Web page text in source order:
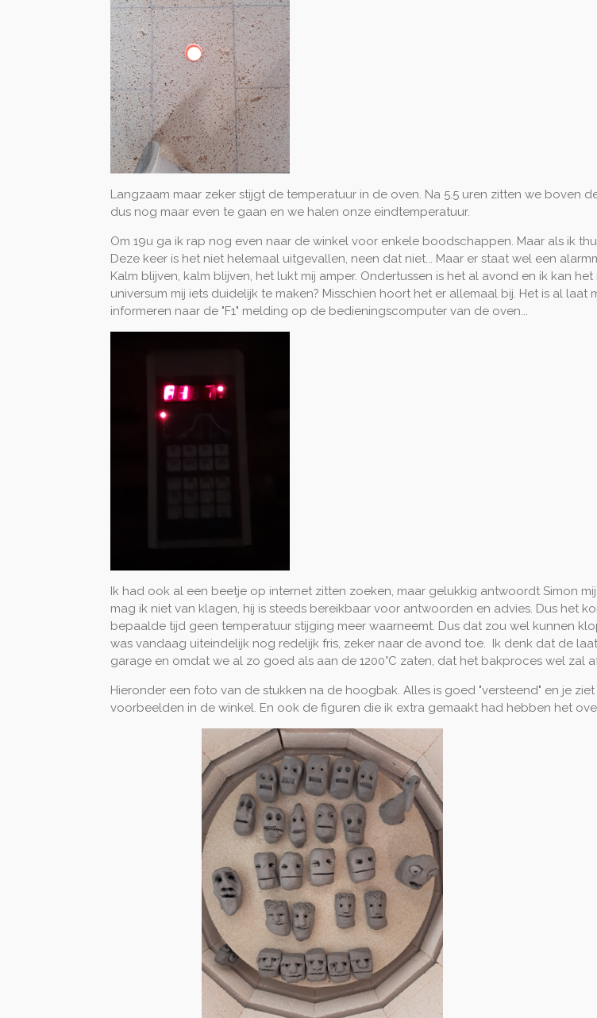
Langzaam maar zeker stijgt de temperatuur in de oven. Na 5.5 uren zitten we boven
dus nog maar even te gaan en we halen onze eindtemperatuur.
Om 19u ga ik rap nog even naar de winkel voor enkele boodschappen. Maar als ik
Deze keer is het niet helemaal uitgevallen, neen dat niet... Maar er staat wel een
Kalm blijven, kalm blijven, het lukt mij amper. Ondertussen is het al avond en ik kan
universum mij iets duidelijk te maken? Misschien hoort het er allemaal bij. Het is al
informeren naar de "F1" melding op de bedieningscomputer van de oven...
Ik had ook al een beetje op internet zitten zoeken, maar gelukkig antwoordt Simon
mag ik niet van klagen, hij is steeds bereikbaar voor antwoorden en advies. Dus het
bepaalde tijd geen temperatuur stijging meer waarneemt. Dus dat zou wel kunnen
was vandaag uiteindelijk nog redelijk fris, zeker naar de avond toe. Ik denk dat de
garage en omdat we al zo goed als aan de 1200°C zaten, dat het bakproces wel zal
Hieronder een foto van de stukken na de hoogbak. Alles is goed "versteend" en je
voorbeelden in de winkel. En ook de figuren die ik extra gemaakt had hebben het